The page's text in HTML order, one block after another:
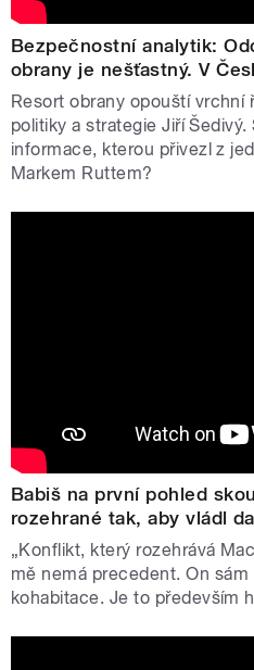
Bezpečnostní analytik:
obrany je nešťastný. V
Resort obrany opouští vrchní
politiky a strategie Jiří
informace, kterou přivezl z
Markem Ruttem?
Babiš na první pohled
rozehrané tak, aby vládl
„Konflikt, který rozehrává
mě nemá precedent. On
kohabitace. Je to především